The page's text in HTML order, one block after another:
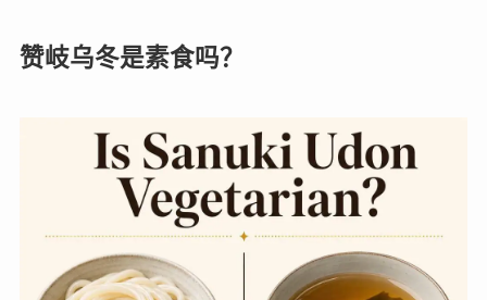
赞岐乌冬是素食吗？